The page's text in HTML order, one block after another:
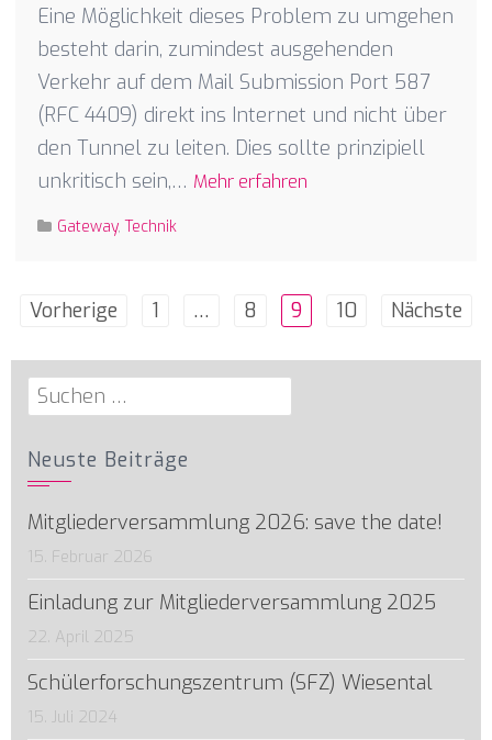
Eine Möglichkeit dieses Problem zu umgehen
besteht darin, zumindest ausgehenden
Verkehr auf dem Mail Submission Port 587
(RFC 4409) direkt ins Internet und nicht über
den Tunnel zu leiten. Dies sollte prinzipiell
unkritisch sein,… Mehr erfahren
Gateway,Technik
Seitennummerierung
Beiträge
Vorherige 1 … 8 9 10 Nächste
Suchen
Neuste Beiträge
Mitgliederversammlung 2026: save the date!
15. Februar 2026
Einladung zur Mitgliederversammlung 2025
22. April 2025
Schülerforschungszentrum (SFZ) Wiesental
15. Juli 2024